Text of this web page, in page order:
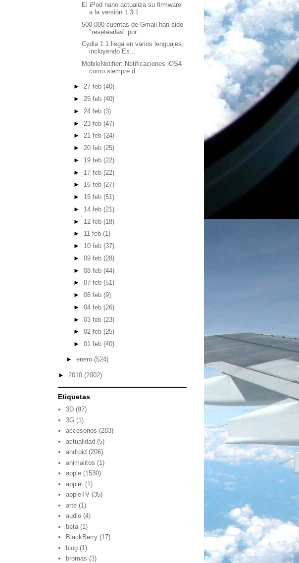
El iPod nano actualiza su firmware
a la versión 1.3.1
500.000 cuentas de Gmail han sido
"reseteadas" por...
Cydia 1.1 llega en varios lenguajes,
incluyendo Es...
MobileNotifier: Notificaciones iOS4
como siempre d...
►27 feb(40)
►25 feb(40)
► 24 feb(3)
► 23 feb(47)
►21 feb(24)
►20 feb(25)
► 19 feb(22)
► 17 feb(22)
► 16 feb(27)
► 15 feb(51)
► 14 feb(21)
► 12 feb(18)
► 11 feb(1)
► 10 feb(37)
►09 feb(28)
►08 feb(44)
►07 feb(51)
►06 feb(9)
►04 feb(26)
►03 feb(23)
►02 feb(25)
►01 feb(40)
► enero (524)
► 2010 (2002)
Etiquetas
3D (97)
3G (1)
accesorios (283)
actualidad (5)
android (206)
animalitos (1)
apple (1530)
applet (1)
appleTV (35)
arte (1)
audio (4)
beta (1)
BlackBerry (17)
blog (1)
bromas (3)